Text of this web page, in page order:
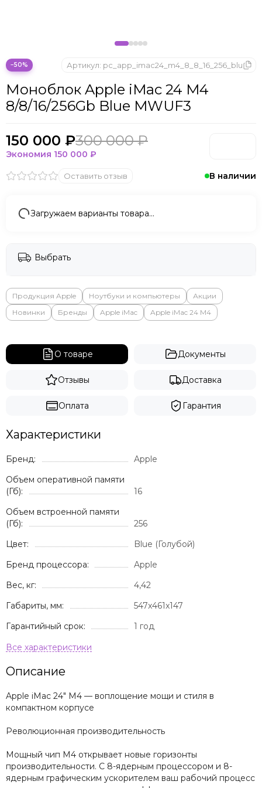
−50%
В наличии
Моноблок Apple iMac 24 M4
8/8/16/256Gb Blue MWUF3
Артикул: pc_app_imac24_m4_8_8_16_256_blu
Оставить отзыв
150 000 ₽300 000 ₽
Экономия 150 000 ₽
Загружаем варианты товара…
Выбрать
Продукция Apple Ноутбуки и компьютеры
Акции
Новинки
Бренды Apple iMac Apple iMac 24 M4
О товаре Документы
Отзывы Доставка
Оплата Гарантия
Характеристики
Бренд:
Apple
Объем оперативной памяти
(Гб):
16
Объем встроенной памяти
(Гб):
256
Цвет:
Blue (Голубой)
Бренд процессора:
Apple
Вес, кг:
4,42
Габариты, мм:
547x461x147
Гарантийный срок:
1 год
Описание
Apple iMac 24" M4 — воплощение мощи и стиля в
компактном корпусе
Революционная производительность
Мощный чип M4 открывает новые горизонты
производительности. С 8-ядерным процессором и 8-
ядерным графическим ускорителем ваш рабочий процесс